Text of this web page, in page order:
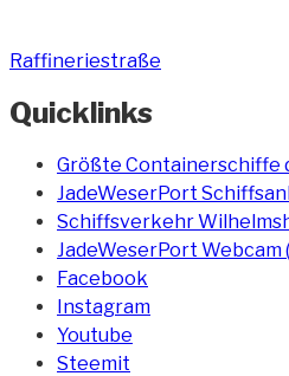
Raffineriestraße
Quicklinks
Größte Containerschiffe
JadeWeserPort
Schiffsverkehr
JadeWeserPort Webcam
Facebook
Instagram
Youtube
Steemit